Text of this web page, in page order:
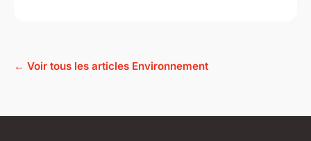
← Voir tous les articles Environnement